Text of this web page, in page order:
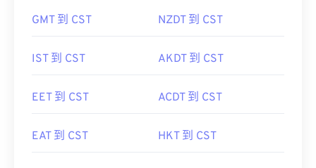
GMT 到 CST NZDT 到 CST
IST 到 CST AKDT 到 CST
EET 到 CST ACDT 到 CST
EAT 到 CST HKT 到 CST